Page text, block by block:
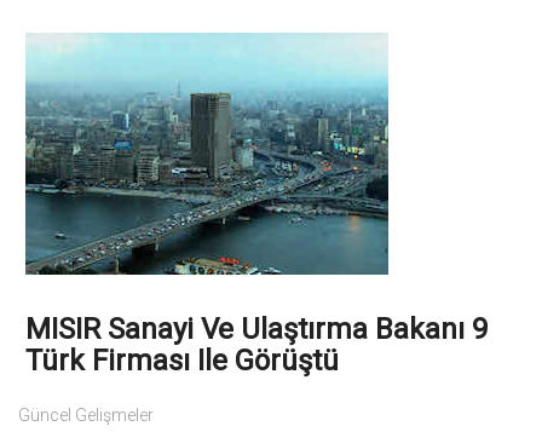
MISIR Sanayi Ve Ulaştırma Bakanı 9
Türk Firması Ile Görüştü
Güncel Gelişmeler